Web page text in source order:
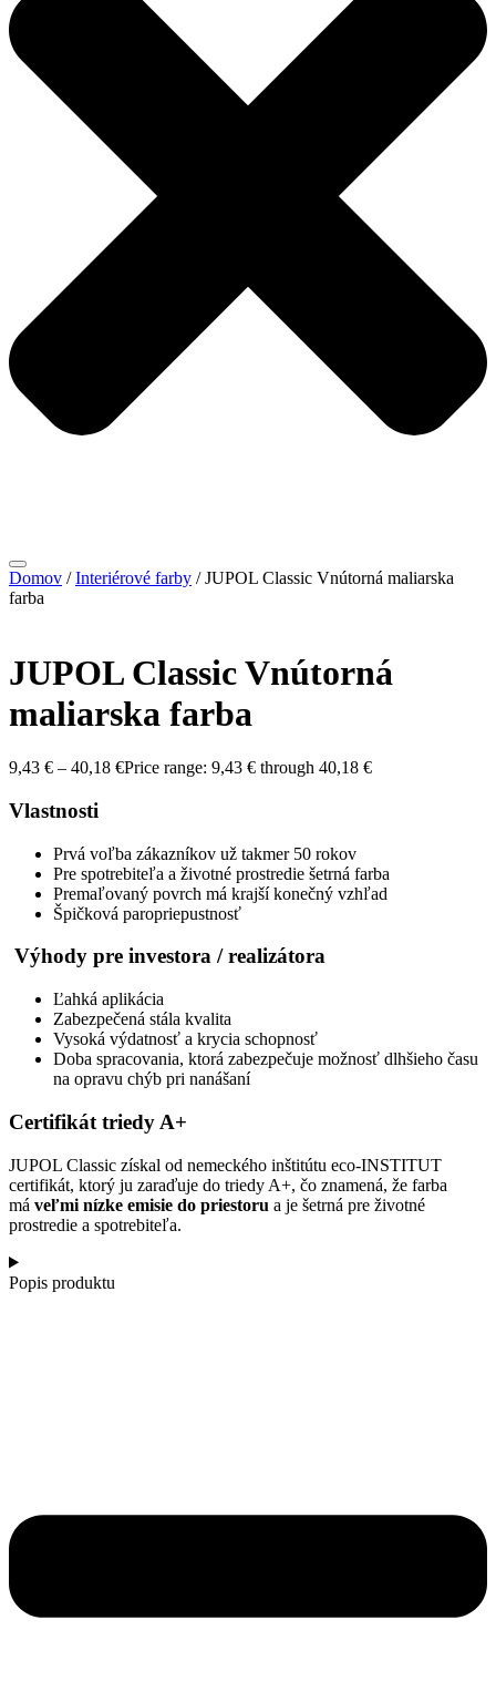
Domov /Interiérové farby / JUPOL Classic Vnútorná maliarska
farba
JUPOL Classic Vnútorná
maliarska farba
9,43 € – 40,18 €Price range: 9,43 € through 40,18 €
Vlastnosti
Prvá voľba zákazníkov už takmer 50 rokov
Pre spotrebiteľa a životné prostredie šetrná farba
Premaľovaný povrch má krajší konečný vzhľad
Špičková paropriepustnosť
Výhody pre investora / realizátora
Ľahká aplikácia
Zabezpečená stála kvalita
Vysoká výdatnosť a krycia schopnosť
Doba spracovania, ktorá zabezpečuje možnosť dlhšieho času
na opravu chýb pri nanášaní
Certifikát triedy A+
JUPOL Classic získal od nemeckého inštitútu eco-INSTITUT
certifikát, ktorý ju zaraďuje do triedy A+, čo znamená, že farba
má veľmi nízke emisie do priestoru a je šetrná pre životné
prostredie a spotrebiteľa.
Popis produktu